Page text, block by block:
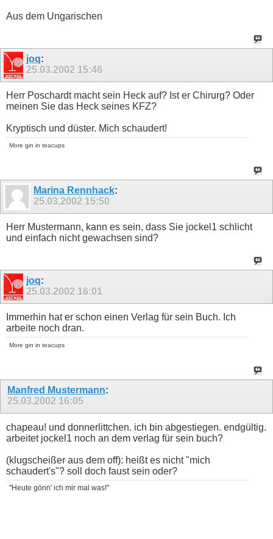
Aus dem Ungarischen
joq:
25.03.2002 15:46
Herr Poschardt macht sein Heck auf? Ist er Chirurg? Oder
meinen Sie das Heck seines KFZ?
Kryptisch und düster. Mich schaudert!
More gin in teacups
Marina Rennhack:
25.03.2002 15:50
Herr Mustermann, kann es sein, dass Sie jockel1 schlicht
und einfach nicht gewachsen sind?
joq:
25.03.2002 16:01
Immerhin hat er schon einen Verlag für sein Buch. Ich
arbeite noch dran.
More gin in teacups
Manfred Mustermann:
25.03.2002 16:05
chapeau! und donnerlittchen. ich bin abgestiegen. endgültig.
arbeitet jockel1 noch an dem verlag für sein buch?
(klugscheißer aus dem off): heißt es nicht "mich
schaudert's"? soll doch faust sein oder?
"Heute gönn' ich mir mal was!"